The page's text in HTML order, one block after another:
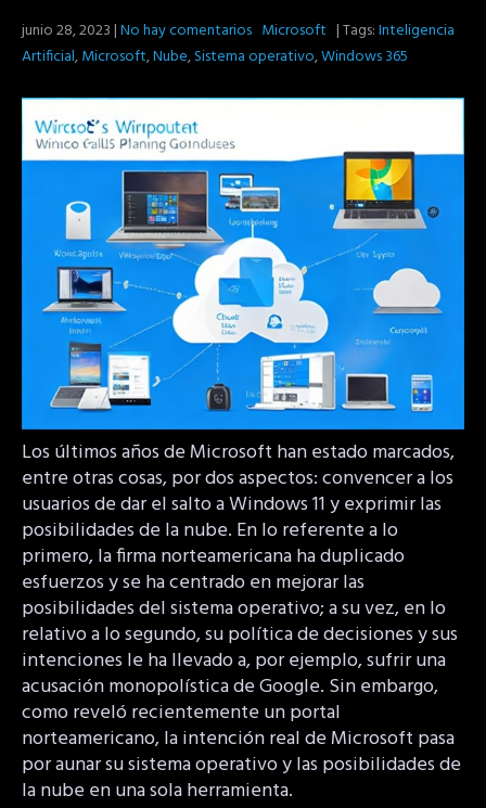
junio 28, 2023|No hay comentarios Microsoft | Tags:Inteligencia
Artificial,Microsoft,Nube,Sistema operativo,Windows 365
Los últimos años de Microsoft han estado marcados,
entre otras cosas, por dos aspectos: convencer a los
usuarios de dar el salto a Windows 11 y exprimir las
posibilidades de la nube. En lo referente a lo
primero, la firma norteamericana ha duplicado
esfuerzos y se ha centrado en mejorar las
posibilidades del sistema operativo; a su vez, en lo
relativo a lo segundo, su política de decisiones y sus
intenciones le ha llevado a, por ejemplo, sufrir una
acusación monopolística de Google. Sin embargo,
como reveló recientemente un portal
norteamericano, la intención real de Microsoft pasa
por aunar su sistema operativo y las posibilidades de
la nube en una sola herramienta.